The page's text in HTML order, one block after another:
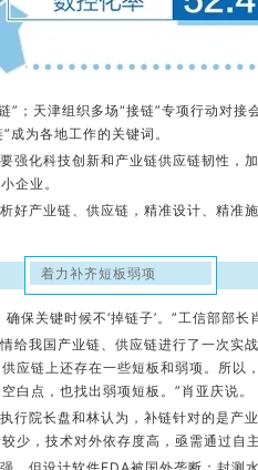
”；天津组织多场“接链”专项行动对
为各地工作的关键词。
强化科技创新和产业链供应链韧性，
企业。
好产业链、供应链，精准设计、精准
着力补齐短板弱项
保关键时候不‘掉链子’。”工信部部长
给我国产业链、供应链进行了一次实
应链上还存在一些短板和弱项。所
白点，也找出弱项短板。”肖亚庆说。
行院长盘和林认为，补链针对的是产
少，技术对外依存度高，亟需通过自